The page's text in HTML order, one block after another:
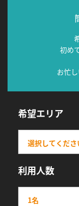
初め
お忙
希望エリア
利用人数